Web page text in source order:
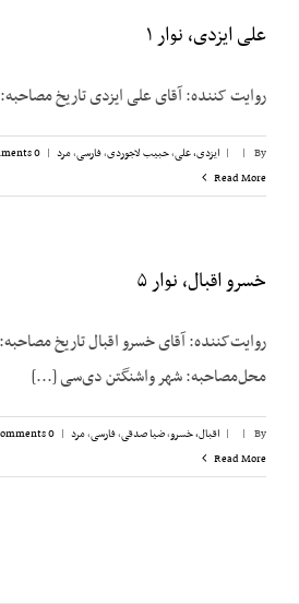
علی ایزدی، نوار ۱
روایت کننده: آقای علی ایزدی تاریخ مصاحبه: ۲۷ مارچ ۱۹۸۵ محل [...]
By
|
| ایزدی، علی,حبیب لاجوردی,فارسی,مرد |
0 Comments
Read More
خسرو اقبال، نوار ۵
محل‌مصاحبه: شهر واشنگتن دی‌سی [...]
By
|
| اقبال، خسرو,ضیا صدقی,فارسی,مرد |
0 Comments
Read More